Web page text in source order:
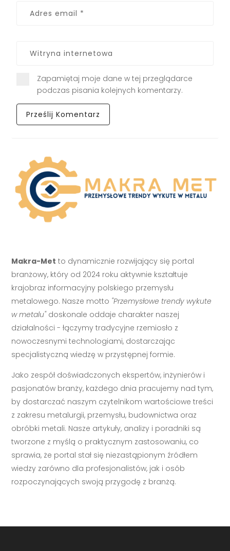
Zapamiętaj moje dane w tej przeglądarce
podczas pisania kolejnych komentarzy.
Makra-Met to dynamicznie rozwijający się portal
branżowy, który od 2024 roku aktywnie kształtuje
krajobraz informacyjny polskiego przemysłu
metalowego. Nasze motto "Przemysłowe trendy wykute
w metalu"doskonale oddaje charakter naszej
działalności - łączymy tradycyjne rzemiosło z
nowoczesnymi technologiami, dostarczając
specjalistyczną wiedzę w przystępnej formie.
Jako zespół doświadczonych ekspertów, inżynierów i
pasjonatów branży, każdego dnia pracujemy nad tym,
by dostarczać naszym czytelnikom wartościowe treści
z zakresu metalurgii, przemysłu, budownictwa oraz
obróbki metali. Nasze artykuły, analizy i poradniki są
tworzone z myślą o praktycznym zastosowaniu, co
sprawia, że portal stał się niezastąpionym źródłem
wiedzy zarówno dla profesjonalistów, jak i osób
rozpoczynających swoją przygodę z branżą.